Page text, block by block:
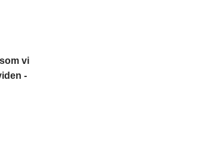
vi
-